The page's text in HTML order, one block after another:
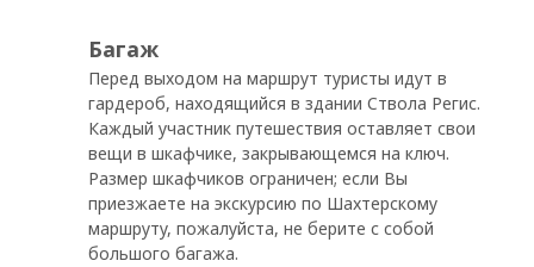
Багаж
Перед выходом на маршрут туристы идут в
гардероб, находящийся в здании Ствола Регис.
Каждый участник путешествия оставляет свои
вещи в шкафчике, закрывающемся на ключ.
Размер шкафчиков ограничен; если Вы
приезжаете на экскурсию по Шахтерскому
маршруту, пожалуйста, не берите с собой
большого багажа.